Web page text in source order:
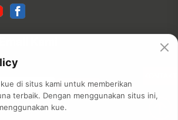
di situs kami untuk memberikan
terbaik. Dengan menggunakan situs ini,
kue.